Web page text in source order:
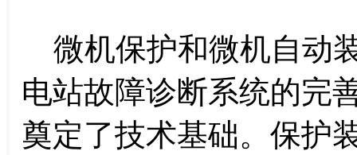
微机保护和微机自动
电站故障诊断系统的完
奠定了技术基础。保护